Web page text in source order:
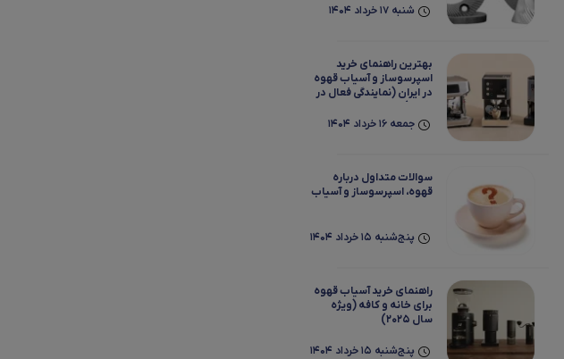
(نمایندگی شیراز و سراسر
شنبه 17 خرداد 1404
بهترین راهنمای خرید
اسپرسوساز و آسیاب قهوه
در ایران (نمایندگی فعال در
جمعه 16 خرداد 1404
سوالات متداول درباره
قهوه، اسپرسوساز و آسیاب
پنج‌شنبه 15 خرداد 1404
راهنمای خرید آسیاب قهوه
برای خانه و کافه (ویژه
سال ۲۰۲۵)
پنج‌شنبه 15 خرداد 1404